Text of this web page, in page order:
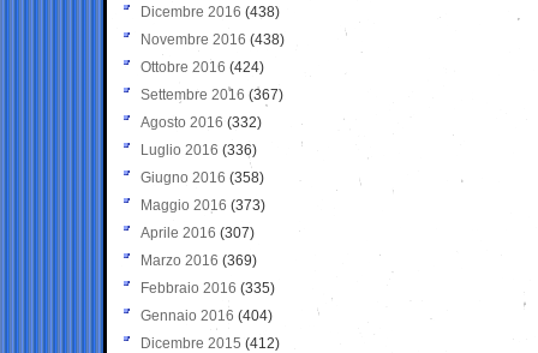
Dicembre 2016 (438)
Novembre 2016 (438)
Ottobre 2016 (424)
Settembre 2016 (367)
Agosto 2016 (332)
Luglio 2016 (336)
Giugno 2016 (358)
Maggio 2016 (373)
Aprile 2016 (307)
Marzo 2016 (369)
Febbraio 2016 (335)
Gennaio 2016 (404)
Dicembre 2015 (412)